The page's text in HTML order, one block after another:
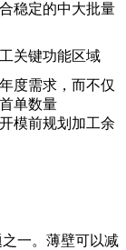
稳定的中大批量
关键功能区域
度需求，而不仅
单数量
模前规划加工余
一。薄壁可以减